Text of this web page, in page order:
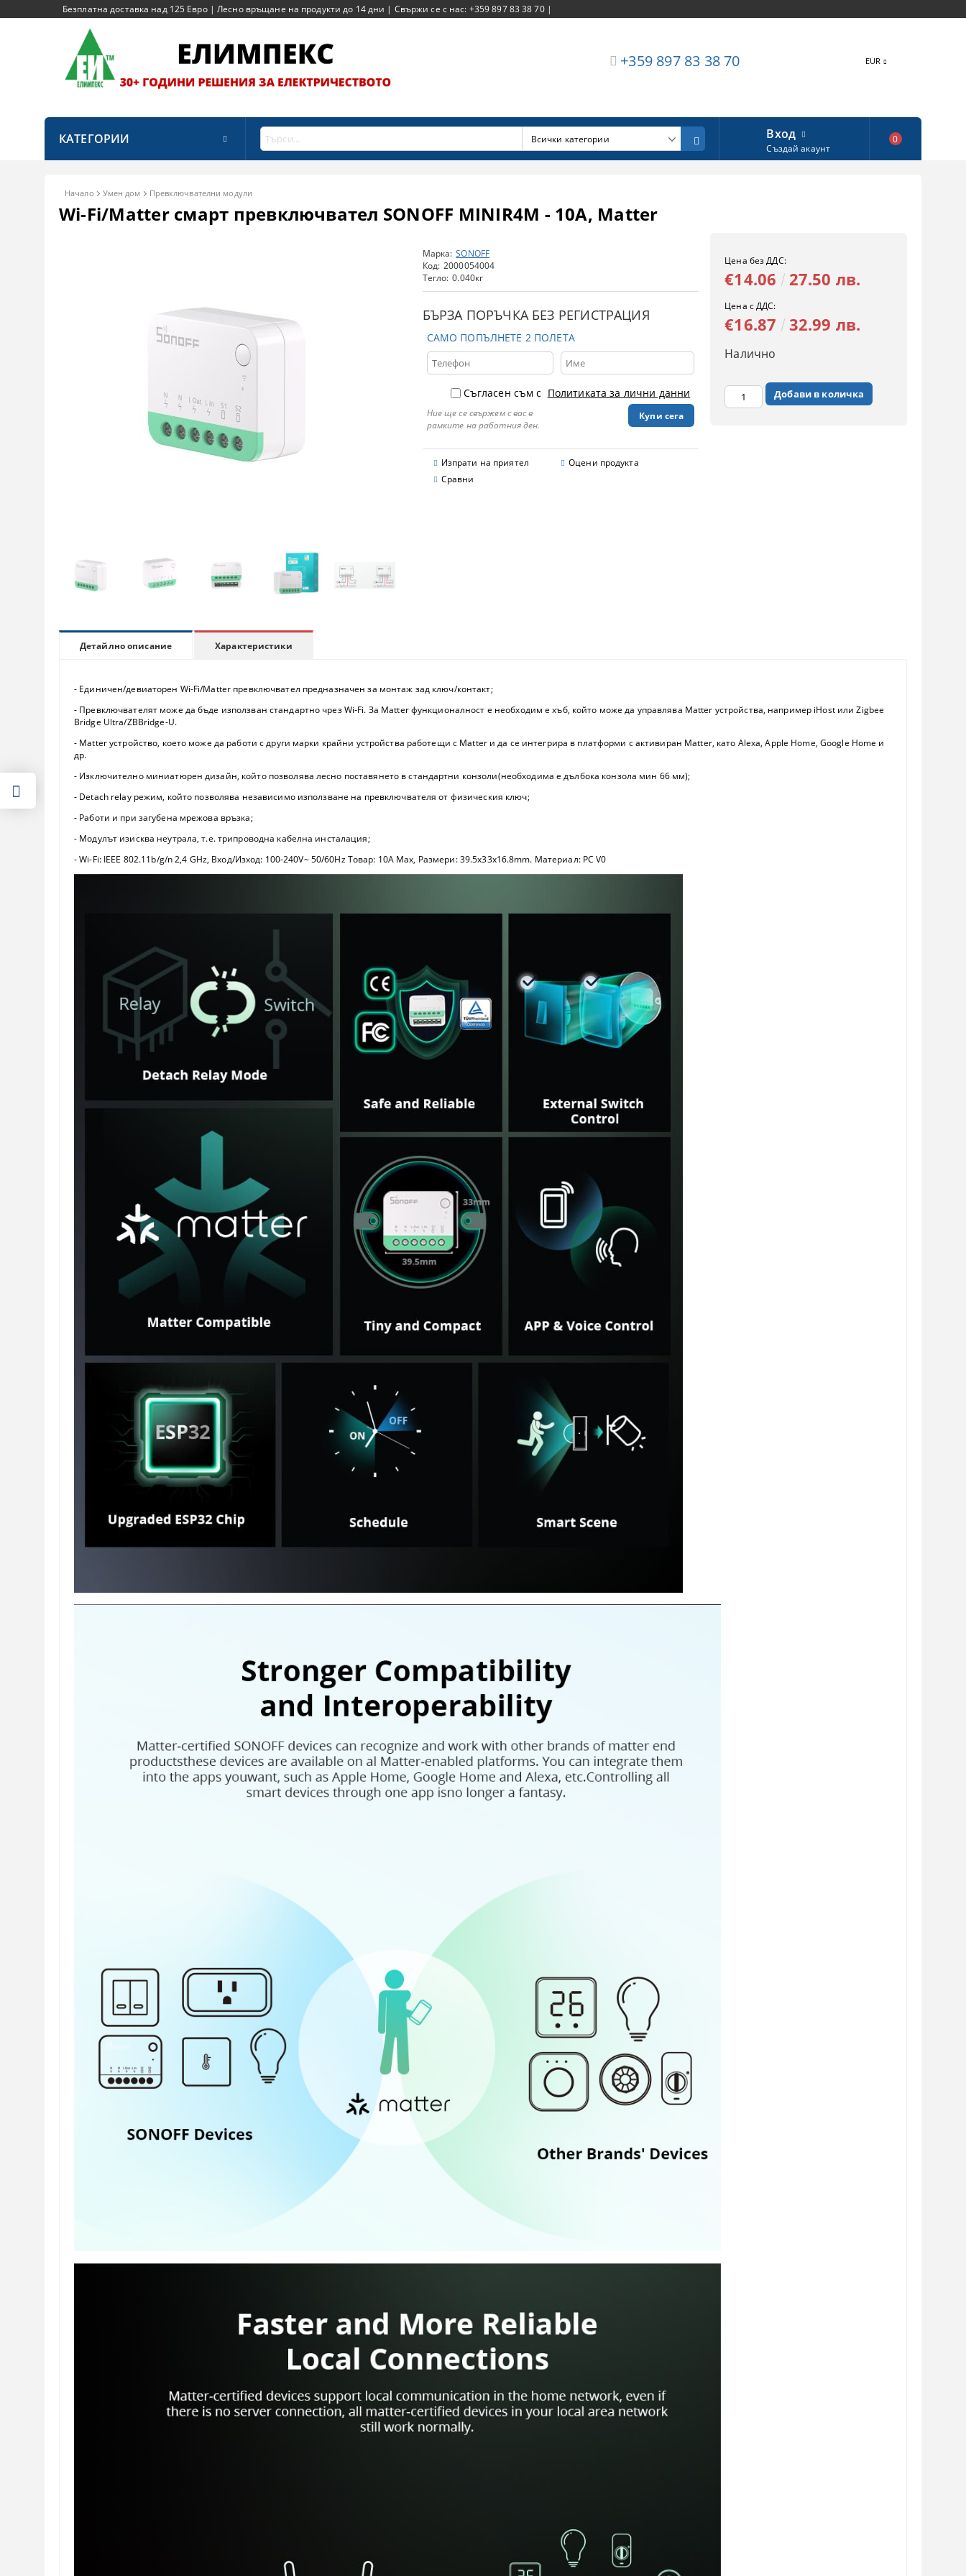
Безплатна доставка над 125 Евро | Лесно връщане на продукти до 14 дни | Свържи се с нас: +359 897 83 38 70 |
+359 897 83 38 70 EUR
КАТЕГОРИИ Вход
Създай акаунт
0
Начало Умен дом Превключвателни модули
Wi-Fi/Matter смарт превключвател SONOFF MINIR4M - 10A, Matter
Марка: SONOFF
Код: 2000054004
Тегло: 0.040кг
БЪРЗА ПОРЪЧКА БЕЗ РЕГИСТРАЦИЯ
САМО ПОПЪЛНЕТЕ 2 ПОЛЕТА
Съгласен съм с Политиката за лични данни
Ние ще се свържем с вас в
рамките на работния ден.
Изпрати на приятел
Оцени продукта
Сравни
Цена без ДДС:
€14.06 27.50 лв.
Цена с ДДС:
€16.87 32.99 лв.
Налично
Детайлно описание Характеристики
- Единичен/девиаторен Wi-Fi/Matter превключвател предназначен за монтаж зад ключ/контакт;
- Превключвателят може да бъде използван стандартно чрез Wi-Fi. За Matter функционалност е необходим е хъб, който може да управлява Matter устройства, например iHost или Zigbee
Bridge Ultra/ZBBridge-U.
- Matter устройство, което може да работи с други марки крайни устройства работещи с Matter и да се интегрира в платформи с активиран Matter, като Alexa, Apple Home, Google Home и
др.
- Изключително миниатюрен дизайн, който позволява лесно поставянето в стандартни конзоли(необходима е дълбока конзола мин 66 мм);
- Detach relay режим, който позволява независимо използване на превключвателя от физическия ключ;
- Работи и при загубена мрежова връзка;
- Модулът изисква неутрала, т.е. трипроводна кабелна инсталация;
- Wi-Fi: IEEE 802.11b/g/n 2,4 GHz, Вход/Изход: 100-240V~ 50/60Hz Товар: 10A Max, Размери: 39.5x33x16.8mm. Материал: PC V0